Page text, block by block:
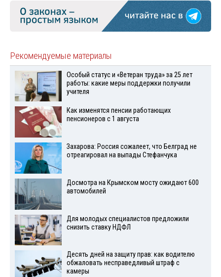
Рекомендуемые материалы
Особый статус и «Ветеран труда» за 25 лет
работы: какие меры поддержки получили
учителя
Как изменятся пенсии работающих
пенсионеров с 1 августа
Захарова: Россия сожалеет, что Белград не
отреагировал на выпады Стефанчука
Досмотра на Крымском мосту ожидают 600
автомобилей
Для молодых специалистов предложили
снизить ставку НДФЛ
Десять дней на защиту прав: как водителю
обжаловать несправедливый штраф с
камеры